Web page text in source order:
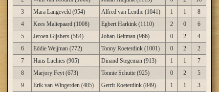
3
Mara Langeveld (954) Alfred van Lenthe (1041) 1 1
8
4
Kees Maliepaard (1008) Egbert Harkink (1110) 2 0
6
5
Jeroen Gijsbers (584) Johan Beltman (966) 0 2
4
6
Eddie Weijman (772) Tonny Roeterdink (1001) 0 2
2
7
Hans Luchies (905) Dinand Stegeman (913) 1 1
7
8
Marjory Feyt (673) Tonnie Schutte (925) 0 2
5
9
Erik van Wingerden (485) Gerrit Roeterdink (849) 1 1
3